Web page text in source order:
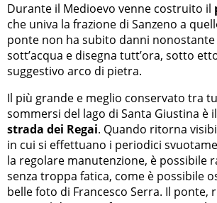
Durante il Medioevo venne costruito il
che univa la frazione di Sanzeno a
ponte non ha subito danni nonostante
sott’acqua e disegna tutt’ora, sotto
suggestivo arco di pietra.
Il più grande e meglio conservato tra
sommersi del lago di Santa Giustina è il
strada dei Regai. Quando ritorna
in cui si effettuano i periodici
la regolare manutenzione, è possibile
senza troppa fatica, come è possibile
belle foto di Francesco Serra. Il ponte,